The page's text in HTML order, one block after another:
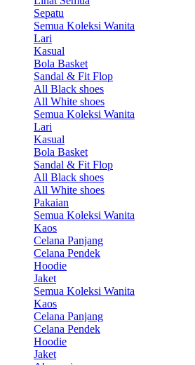
Sepatu
Semua Koleksi Wanita
Lari
Kasual
Bola Basket
Sandal & Fit Flop
All Black shoes
All White shoes
Semua Koleksi Wanita
Lari
Kasual
Bola Basket
Sandal & Fit Flop
All Black shoes
All White shoes
Pakaian
Semua Koleksi Wanita
Kaos
Celana Panjang
Celana Pendek
Hoodie
Jaket
Semua Koleksi Wanita
Kaos
Celana Panjang
Celana Pendek
Hoodie
Jaket